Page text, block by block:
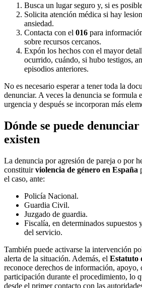
Busca un lugar seguro y, si es
Solicita atención médica si hay
ansiedad.
Contacta con el 016 para
sobre recursos cercanos.
Expón los hechos con el mayor
ocurrido, cuándo, si hubo testigos,
episodios anteriores.
No es necesario esperar a tener toda la
denunciar. A veces la denuncia se formula
urgencia y después se incorporan más
Dónde se puede
existen
La denuncia por agresión de pareja o por
constituirviolencia de género en España
el caso, ante:
Policía Nacional.
Guardia Civil.
Juzgado de guardia.
Fiscalía, en determinados supuestos
del servicio.
También puede activarse la intervención
alerta de la situación. Además, el Estatuto
reconoce derechos de información, apoyo,
participación durante el procedimiento, lo
desde el primer contacto con las